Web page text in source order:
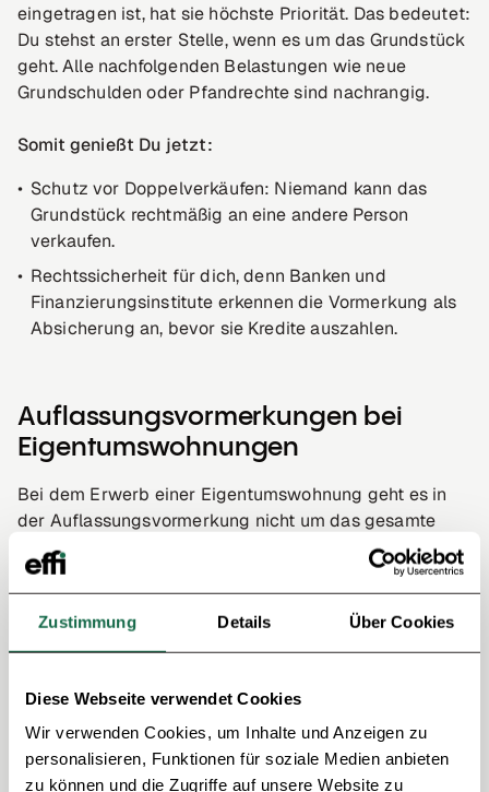
Zustimmung Details Über Cookies
Diese Webseite verwendet Cookies
Wir verwenden Cookies, um Inhalte und Anzeigen zu
personalisieren, Funktionen für soziale Medien anbieten
zu können und die Zugriffe auf unsere Website zu
eingetragen ist, hat sie höchste Priorität. Das bedeutet:
Du stehst an erster Stelle, wenn es um das Grundstück
geht. Alle nachfolgenden Belastungen wie neue
Grundschulden oder Pfandrechte sind nachrangig.
Somit genießt Du jetzt:
Schutz vor Doppelverkäufen: Niemand kann das
Grundstück rechtmäßig an eine andere Person
verkaufen.
Rechtssicherheit für dich, denn Banken und
Finanzierungsinstitute erkennen die Vormerkung als
Absicherung an, bevor sie Kredite auszahlen.
Auflassungsvormerkungen bei
Eigentumswohnungen
Bei dem Erwerb einer Eigentumswohnung geht es in
der Auflassungsvormerkung nicht um das gesamte
Grundstück, sondern um die Unterteilung in Sonder-
und Gemeinschaftseigentum.
Deine Eigentumswohnung ist das Sondereigentum,
während das Grundstück zum Gemeinschaftseigentum
gehört. Die Auflassungsvormerkung sichert in diesem
Anspruch auf diese konkrete Wohnung, nicht auf das
Grundstück.
Auch hier wird die Vormerkung in Abteilung II
eingetragen, so bist du rechtlich abgesichert, dass